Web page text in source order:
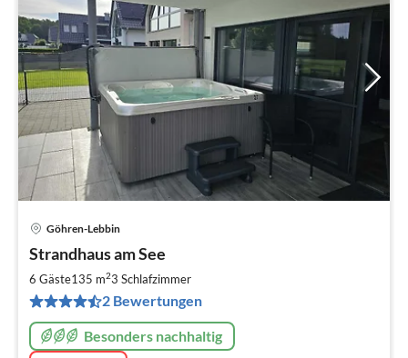
Göhren-Lebbin
Strandhaus am See
6 Gäste135 m23 Schlafzimmer
2 Bewertungen
Besonders nachhaltig